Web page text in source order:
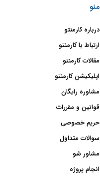
منو
درباره کارمنتو
ارتباط با کارمنتو
مقالات کارمنتو
اپلیکیشن کارمنتو
مشاوره رایگان
قوانین و مقررات
حریم خصوصی
سوالات متداول
مشاور شو
انجام پروژه